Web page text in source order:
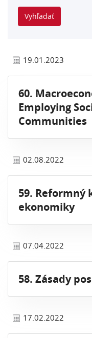
19.01.2023
60.
Employing
Communities
02.08.2022
59. Reformný
ekonomiky
07.04.2022
58. Zásady
17.02.2022